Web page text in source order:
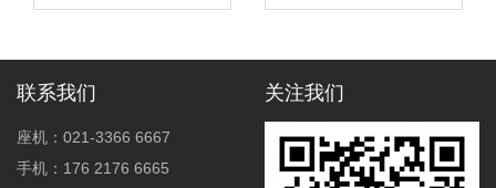
上移工程】橡胶接头合同
厂】DN2000橡胶接头合
联系我们
座机：021-3366 6667
手机：176 2176 6665
关注我们